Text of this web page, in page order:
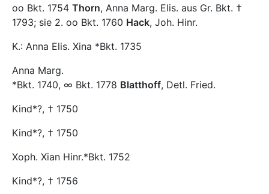
oo Bkt. 1754 Thorn, Anna Marg. Elis. aus Gr. Bkt. †
1793; sie 2. oo Bkt. 1760 Hack, Joh. Hinr.
K.: Anna Elis. Xina *Bkt. 1735
Anna Marg.
*Bkt. 1740, ∞ Bkt. 1778 Blatthoff, Detl. Fried.
Kind*?, † 1750
Kind*?, † 1750
Xoph. Xian Hinr.*Bkt. 1752
Kind*?, † 1756